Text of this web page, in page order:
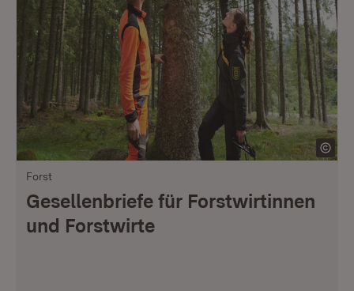
Forst
Gesellenbriefe für Forstwirtinnen
und Forstwirte